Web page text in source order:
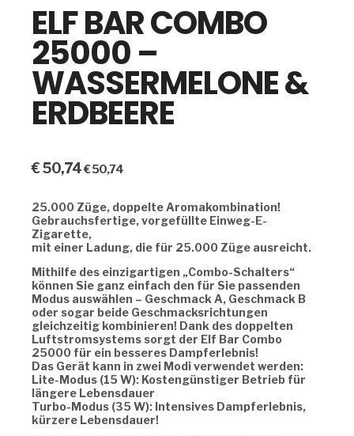
ELF BAR COMBO
25000 –
WASSERMELONE &
ERDBEERE
€50,74€50,74
25.000 Züge, doppelte Aromakombination!
Gebrauchsfertige, vorgefüllte Einweg-E-
Zigarette,
mit einer Ladung, die für 25.000 Züge ausreicht.
Mithilfe des einzigartigen „Combo-Schalters“
können Sie ganz einfach den für Sie passenden
Modus auswählen – Geschmack A, Geschmack B
oder sogar beide Geschmacksrichtungen
gleichzeitig kombinieren! Dank des doppelten
Luftstromsystems sorgt der Elf Bar Combo
25000 für ein besseres Dampferlebnis!
Das Gerät kann in zwei Modi verwendet werden:
Lite-Modus (15 W): Kostengünstiger Betrieb für
längere Lebensdauer
Turbo-Modus (35 W): Intensives Dampferlebnis,
kürzere Lebensdauer!